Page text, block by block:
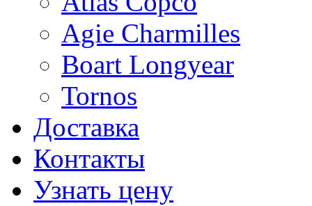
Agie Charmilles
Boart Longyear
Tornos
Доставка
Контакты
Узнать цену